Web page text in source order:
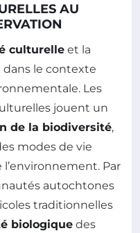
AU
culturelle et la
dans le contexte
Les
jouent un
de la biodiversité,
modes de vie
Par
autochtones
traditionnelles
biologique des